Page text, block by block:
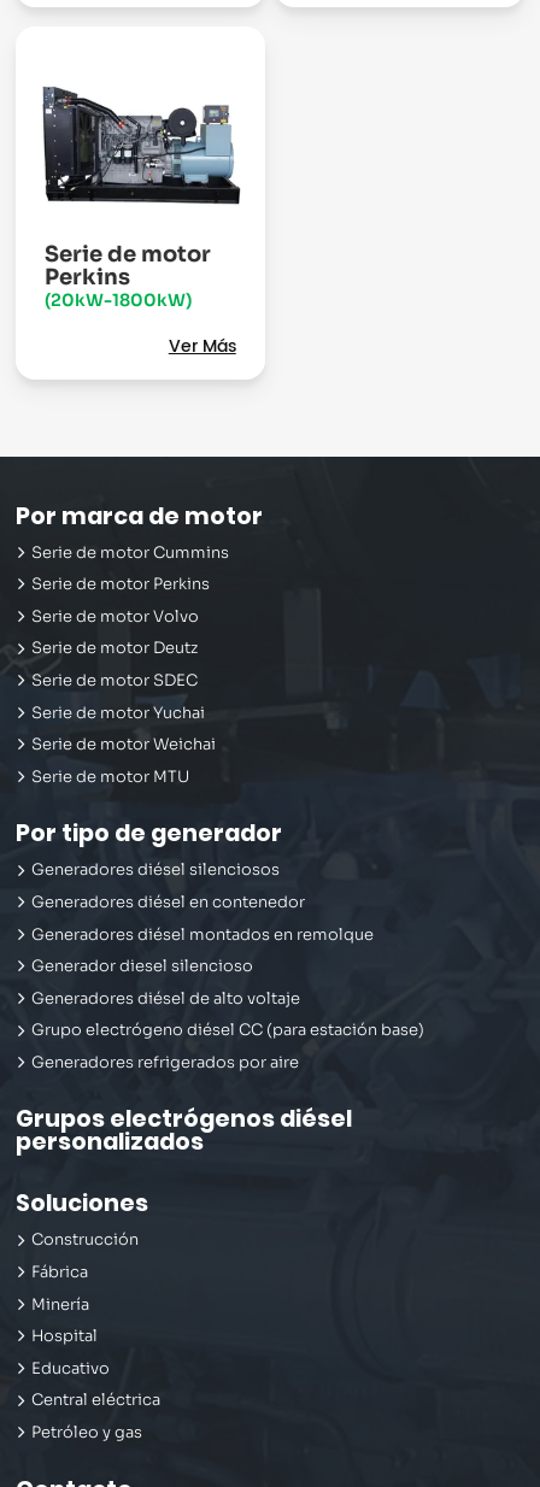
Serie de motor
Perkins
(20kW-1800kW)
Ver Más
Por marca de motor
Serie de motor Cummins
Serie de motor Perkins
Serie de motor Volvo
Serie de motor Deutz
Serie de motor SDEC
Serie de motor Yuchai
Serie de motor Weichai
Serie de motor MTU
Por tipo de generador
Generadores diésel silenciosos
Generadores diésel en contenedor
Generadores diésel montados en remolque
Generador diesel silencioso
Generadores diésel de alto voltaje
Grupo electrógeno diésel CC (para estación base)
Generadores refrigerados por aire
Grupos electrógenos diésel
personalizados
Soluciones
Construcción
Fábrica
Minería
Hospital
Educativo
Central eléctrica
Petróleo y gas